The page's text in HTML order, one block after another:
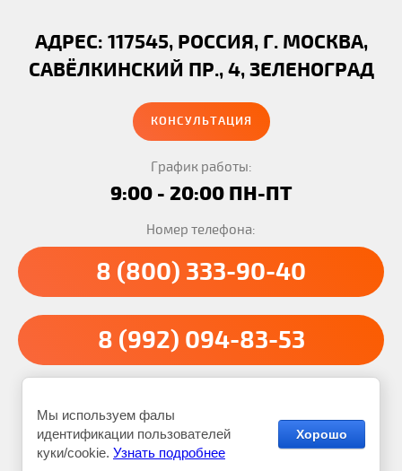
АДРЕС: 117545, РОССИЯ, Г. МОСКВА,
САВЁЛКИНСКИЙ ПР., 4, ЗЕЛЕНОГРАД
КОНСУЛЬТАЦИЯ
График работы:
9:00 - 20:00 ПН-ПТ
Номер телефона:
8 (800) 333-90-40
8 (992) 094-83-53
Транспортная компания Вальдо © 2012 - 2026
Реквизиты:
Мы используем фалы
идентификации пользователей
куки/cookie. Узнать подробнее
Хорошо